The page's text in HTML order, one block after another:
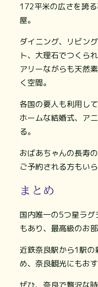
172平米の広さを誇
屋。
ダイニング、リビン
ト、大理石でつくら
アリーながらも天然
く空間。
各国の要人も利用し
ホームな結婚式、ア
る。
おばあちゃんの長寿
ご予約される方もい
まとめ
国内唯一の5つ星ラ
もあり、最高級のお
近鉄奈良駅から1駅
め、奈良観光にもおす